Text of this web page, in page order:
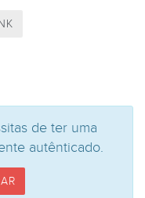
de ter uma
autênticado.